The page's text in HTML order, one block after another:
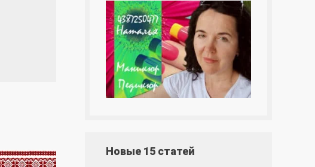
Новые 15 статей